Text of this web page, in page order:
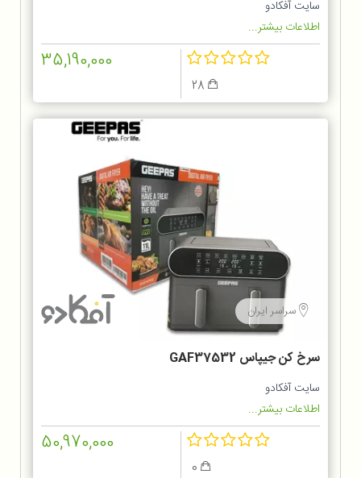
سایت آفکادو
اطلاعات بیشتر...
35,190,000
سراسر ایران
سرخ کن جیپاس GAF37532
سایت آفکادو
اطلاعات بیشتر...
50,970,000